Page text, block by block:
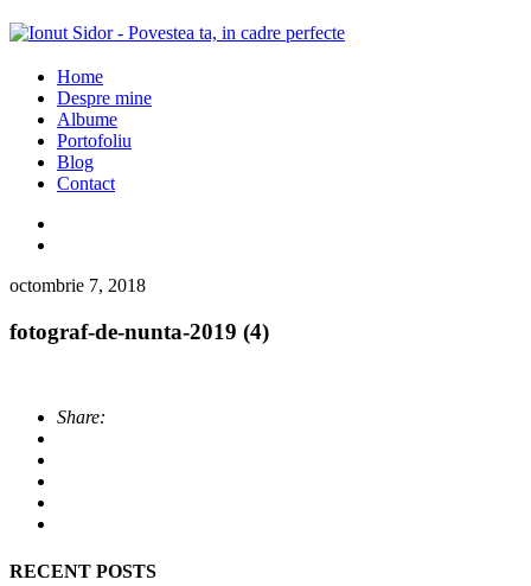
Home
Despre mine
Albume
Portofoliu
Blog
Contact
octombrie 7, 2018
fotograf-de-nunta-2019 (4)
Share:
RECENT POSTS